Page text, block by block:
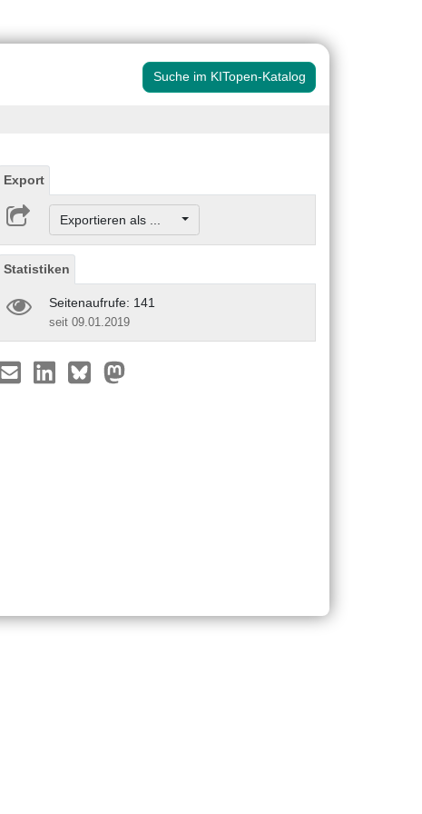
Suche im KITopen-Katalog
Export
Exportieren als ...
Statistiken
Seitenaufrufe: 141
seit 09.01.2019